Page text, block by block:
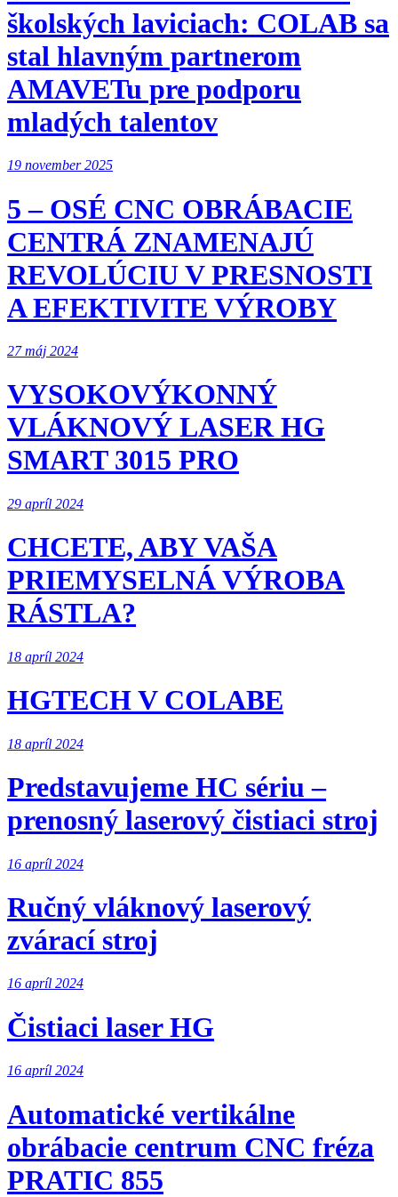
školských laviciach: COLAB sa
stal hlavným partnerom
AMAVETu pre podporu
mladých talentov
19 november 2025
5 – OSÉ CNC OBRÁBACIE
CENTRÁ ZNAMENAJÚ
REVOLÚCIU V PRESNOSTI
A EFEKTIVITE VÝROBY
27 máj 2024
VYSOKOVÝKONNÝ
VLÁKNOVÝ LASER HG
SMART 3015 PRO
29 apríl 2024
CHCETE, ABY VAŠA
PRIEMYSELNÁ VÝROBA
RÁSTLA?
18 apríl 2024
HGTECH V COLABE
18 apríl 2024
Predstavujeme HC sériu –
prenosný laserový čistiaci stroj
16 apríl 2024
Ručný vláknový laserový
zvárací stroj
16 apríl 2024
Čistiaci laser HG
16 apríl 2024
Automatické vertikálne
obrábacie centrum CNC fréza
PRATIC 855